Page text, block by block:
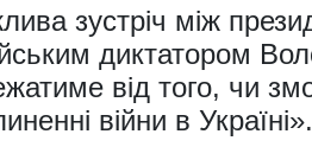
зустріч між
диктатором
від того, чи
війни в Україні».